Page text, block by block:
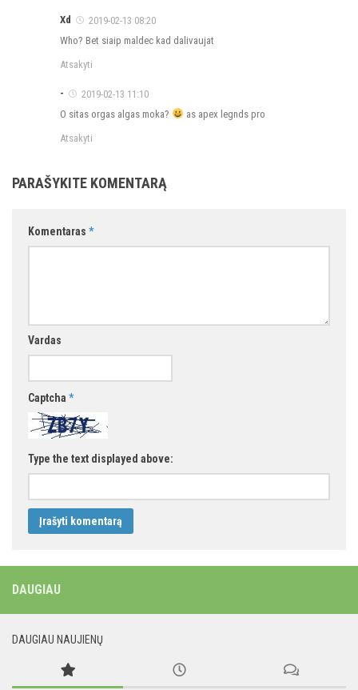
Xd
2019-02-13 08:20
Who? Bet siaip maldec kad dalivaujat
Atsakyti
-
2019-02-13 11:10
O sitas orgas algas moka?
as apex legnds pro
Atsakyti
PARAŠYKITE KOMENTARĄ
Komentaras *
Vardas
Captcha *
Type the text displayed above:
DAUGIAU
DAUGIAU NAUJIENŲ